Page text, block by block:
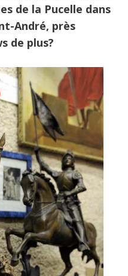
de la Pucelle dans
André, près
de plus?